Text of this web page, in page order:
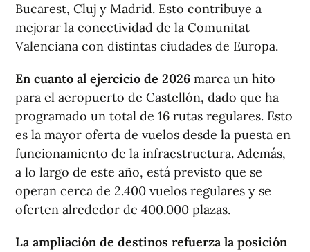
Bucarest, Cluj y Madrid. Esto contribuye a
mejorar la conectividad de la Comunitat
Valenciana con distintas ciudades de Europa.
En cuanto al ejercicio de 2026 marca un hito
para el aeropuerto de Castellón, dado que ha
programado un total de 16 rutas regulares. Esto
es la mayor oferta de vuelos desde la puesta en
funcionamiento de la infraestructura. Además,
a lo largo de este año, está previsto que se
operan cerca de 2.400 vuelos regulares y se
oferten alrededor de 400.000 plazas.
La ampliación de destinos refuerza la posición